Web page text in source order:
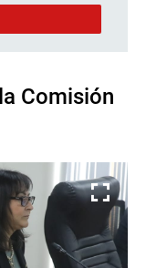
Comisión